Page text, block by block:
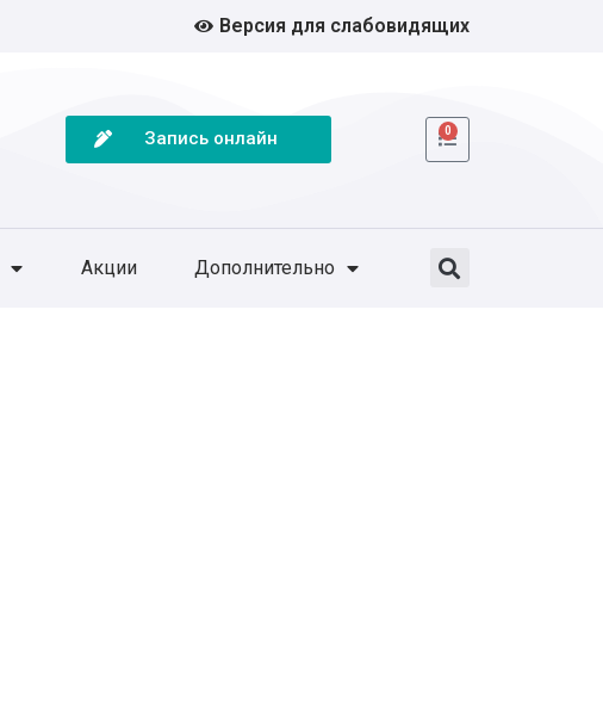
Версия для слабовидящих
Запись онлайн 0
Акции Дополнительно